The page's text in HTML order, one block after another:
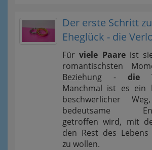
Der erste Schritt
Eheglück - die
Fürviele Paareist
romantischsten
Beziehung - die
Manchmal ist es ein
beschwerlicher
bedeutsame
getroffen wird, mit
den Rest des Lebens
zu wollen.